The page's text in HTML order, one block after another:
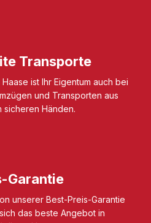
Transporte
ist Ihr Eigentum auch bei
und Transporten aus
sicheren Händen.
Garantie
unserer Best-Preis-Garantie
das beste Angebot in